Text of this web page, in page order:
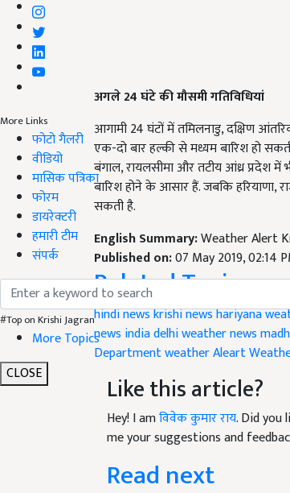
More Links
फोटो गैलरी
वीडियो
मासिक पत्रिका
फोरम
डायरेक्टरी
हमारी टीम
संपर्क
#Top on Krishi Jagran
More Topics
CLOSE
अगले 24घंटे की मौसमी गतिविधियां
आगामी 24 घंटों में तमिलनाडु, दक्षिण
एक-दो बार हल्की से मध्यम बारिश हो
बंगाल, रायलसीमा और तटीय आंध्र प्रदेश में
बारिश होने के आसार हैं. जबकि हरियाणा,
सकती है.
English Summary:Weather Alert
Published on:07 May 2019, 02:14
Related Topics
hindi newskrishi newshariyana
news indiadelhi weather news
Departmentweather Aleart
Like this article?
Hey! I amविवेक कुमार राय. Did you
me your suggestions and
Read next